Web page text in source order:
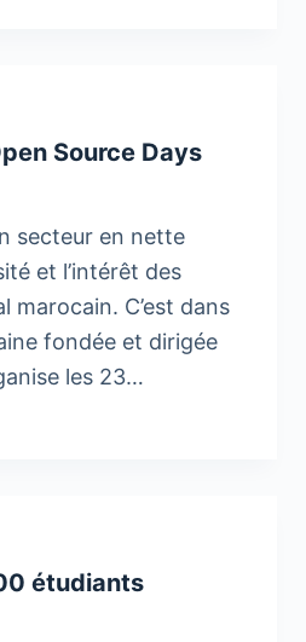
Source Days
secteur en nette
et l’intérêt des
marocain. C’est dans
fondée et dirigée
les 23…
étudiants